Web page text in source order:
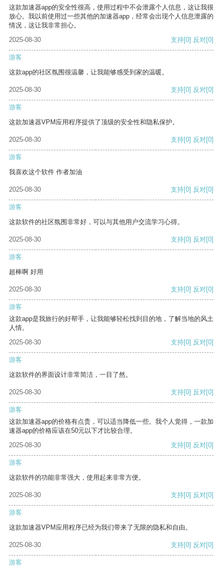
这款加速器app的安全性很高，使用过程中不会泄露个人信息，这让我很
放心。我以前使用过一些其他的加速器app，经常会出现个人信息泄露的
情况，这让我非常担心。
2025-08-30
支持[0] 反对[0]
游客
这款app的社区氛围很温馨，让我能够感受到家的温暖。
2025-08-30 支持[0] 反对[0]
游客
这款加速器VPM应用程序提供了顶级的安全性和隐私保护。
2025-08-30 支持[0] 反对[0]
游客
我喜欢这个软件 作者加油
2025-08-30 支持[0] 反对[0]
游客
这款软件的社区氛围非常好，可以与其他用户交流学习心得。
2025-08-30 支持[0] 反对[0]
游客
超棒啊 好用
2025-08-30 支持[0] 反对[0]
游客
这款app是我旅行的好帮手，让我能够轻松找到目的地，了解当地的风土
人情。
2025-08-30
支持[0] 反对[0]
游客
这款软件的界面设计非常简洁，一目了然。
2025-08-30 支持[0] 反对[0]
游客
这款加速器app的价格有点贵，可以适当降低一些。我个人觉得，一款加
速器app的价格应该在50元以下才比较合理。
2025-08-30
支持[0] 反对[0]
游客
这款软件的功能非常强大，使用起来非常方便。
2025-08-30 支持[0] 反对[0]
游客
这款加速器VPM应用程序已经为我们带来了无限的隐私和自由。
2025-08-30 支持[0] 反对[0]
游客